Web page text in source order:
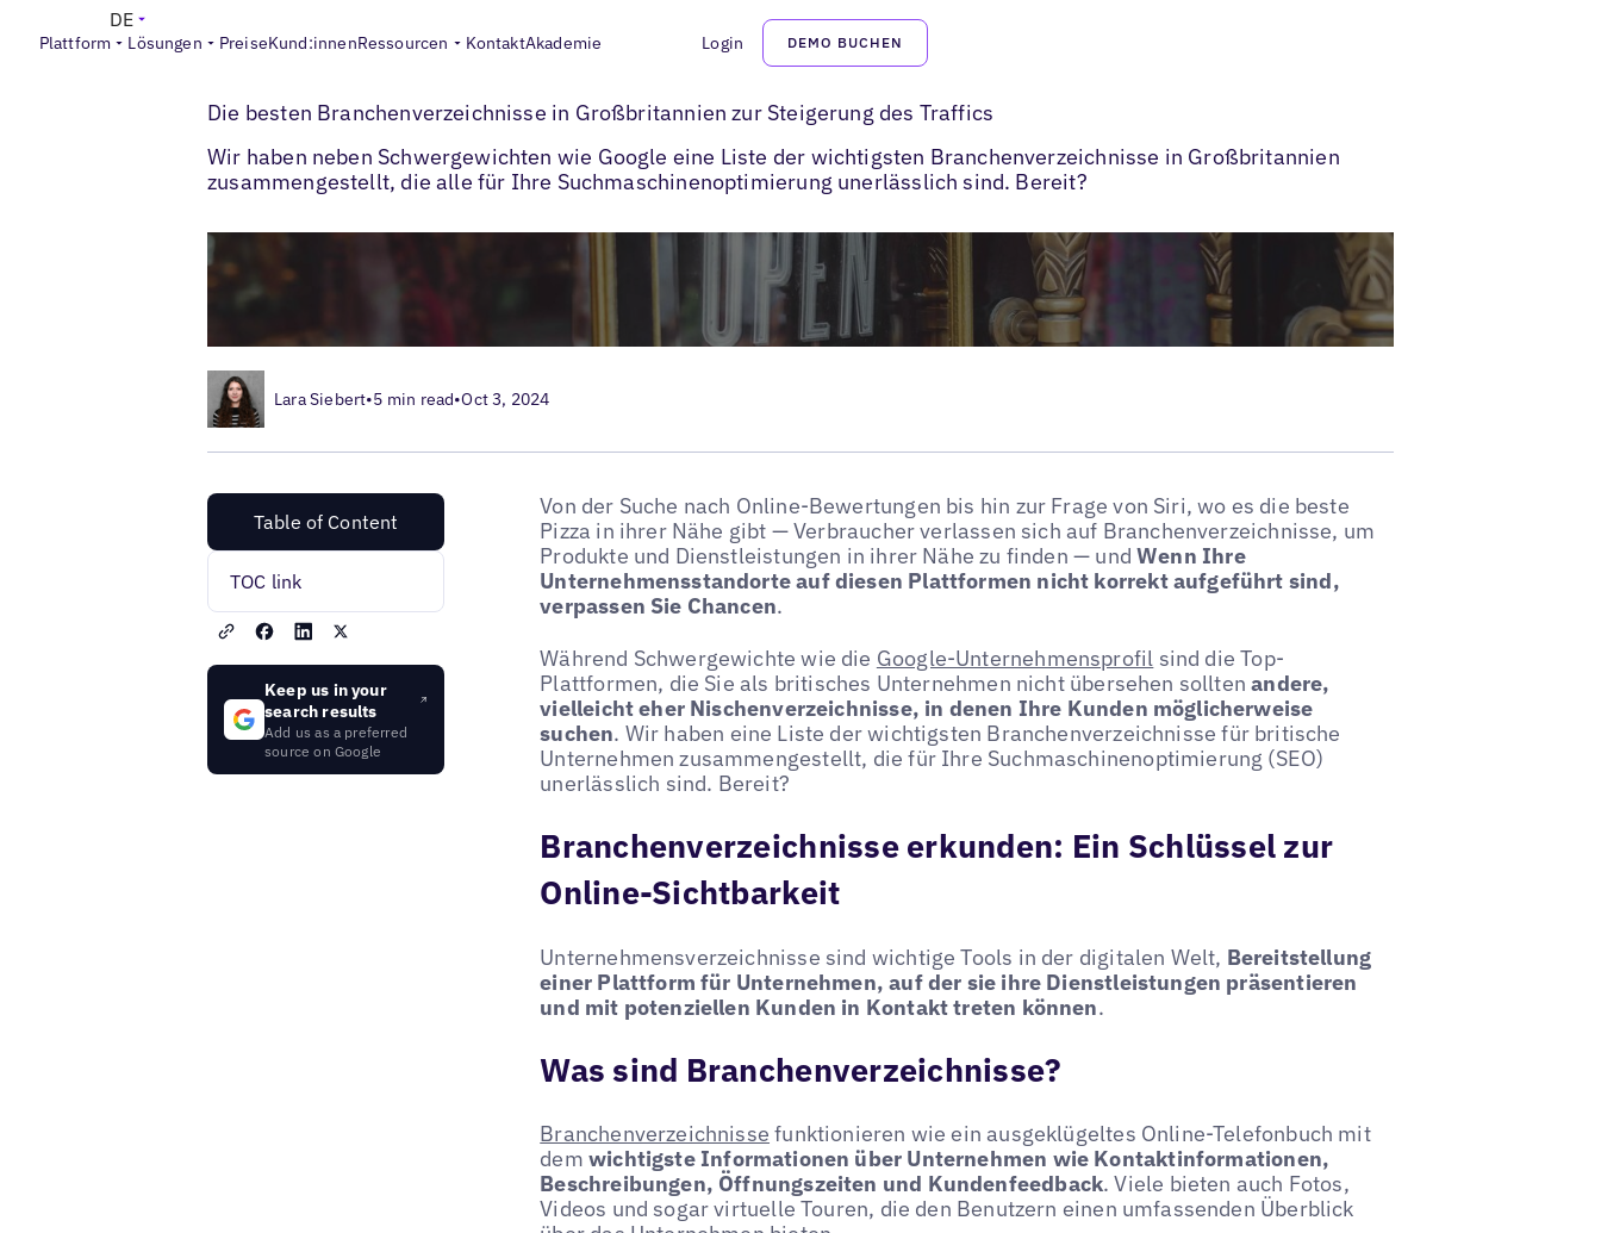
Plattform Lösungen PreiseKund:innenRessourcen KontaktAkademie Login DEMO BUCHEN
DE
Blogs> Lokales Listings-Management> Branchenbücher in Großbritannien
Die besten Branchenverzeichnisse in Großbritannien zur Steigerung des Traffics
Wir haben neben Schwergewichten wie Google eine Liste der wichtigsten Branchenverzeichnisse in Großbritannien
zusammengestellt, die alle für Ihre Suchmaschinenoptimierung unerlässlich sind. Bereit?
Lara Siebert•5 min read•Oct 3, 2024
Table of Content
TOC link
Keep us in your
search results
Add us as a preferred
source on Google
Von der Suche nach Online-Bewertungen bis hin zur Frage von Siri, wo es die beste
Pizza in ihrer Nähe gibt — Verbraucher verlassen sich auf Branchenverzeichnisse, um
Produkte und Dienstleistungen in ihrer Nähe zu finden — undWenn Ihre
Unternehmensstandorte auf diesen Plattformen nicht korrekt aufgeführt sind,
verpassen Sie Chancen.
Während Schwergewichte wie die Google-Unternehmensprofil sind die Top-
Plattformen, die Sie als britisches Unternehmen nicht übersehen solltenandere,
vielleicht eher Nischenverzeichnisse, in denen Ihre Kunden möglicherweise
suchen. Wir haben eine Liste der wichtigsten Branchenverzeichnisse für britische
Unternehmen zusammengestellt, die für Ihre Suchmaschinenoptimierung (SEO)
unerlässlich sind. Bereit?
Branchenverzeichnisse erkunden: Ein Schlüssel zur
Online-Sichtbarkeit
Unternehmensverzeichnisse sind wichtige Tools in der digitalen Welt, Bereitstellung
einer Plattform für Unternehmen, auf der sie ihre Dienstleistungen präsentieren
und mit potenziellen Kunden in Kontakt treten können.
Was sind Branchenverzeichnisse?
Branchenverzeichnisse funktionieren wie ein ausgeklügeltes Online-Telefonbuch mit
dem wichtigste Informationen über Unternehmen wie Kontaktinformationen,
Beschreibungen, Öffnungszeiten und Kundenfeedback. Viele bieten auch Fotos,
Videos und sogar virtuelle Touren, die den Benutzern einen umfassenden Überblick